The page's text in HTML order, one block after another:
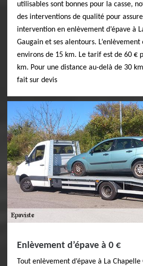
utilisables sont bonnes pour la casse,
des interventions de qualité pour
intervention en enlèvement d’épave à
Gaugain et ses alentours.
environs de 15 km. Le tarif est de 60 €
km. Pour une distance au-delà de 30
fait sur devis
Enlèvement d’épave à 0 €
Tout enlèvement d’épave à La Chapelle